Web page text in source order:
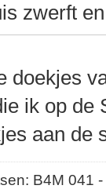
zwerft
doekjes
ik op de
aan de
B4M